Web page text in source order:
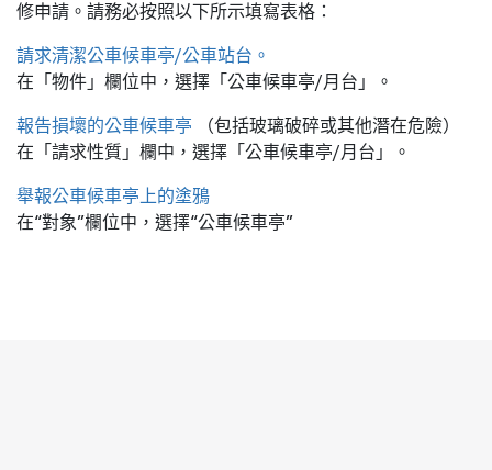
修申請。請務必按照以下所示填寫表格：
請求清潔公車候車亭/公車站台。
在「物件」欄位中，選擇「公車候車亭/月台」。
報告損壞的公車候車亭 （包括玻璃破碎或其他潛在危險）
在「請求性質」欄中，選擇「公車候車亭/月台」。
舉報公車候車亭上的塗鴉
在“對象”欄位中，選擇“公車候車亭”